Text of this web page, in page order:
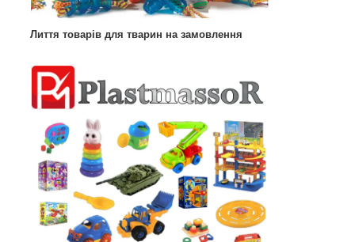
Лиття товарів для тварин на замовлення